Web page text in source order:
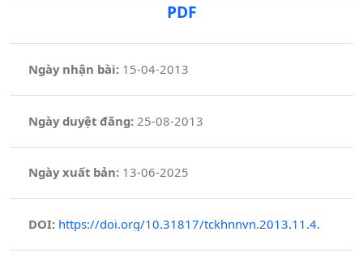
PDF
Ngày nhận bài: 15-04-2013
Ngày duyệt đăng:25-08-2013
Ngày xuất bản: 13-06-2025
DOI: https://doi.org/10.31817/tckhnnvn.2013.11.4.